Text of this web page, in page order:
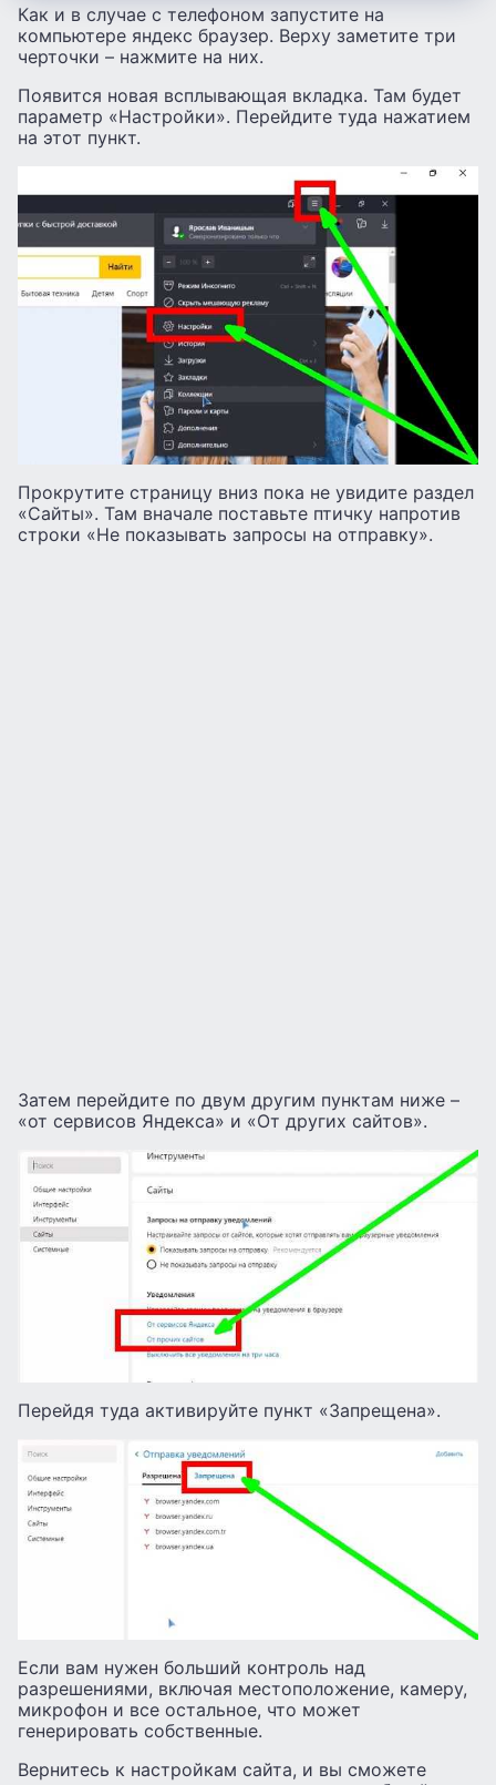
Как и в случае с телефоном запустите на
компьютере яндекс браузер. Верху заметите три
черточки – нажмите на них.
Появится новая всплывающая вкладка. Там будет
параметр «Настройки». Перейдите туда нажатием
на этот пункт.
Прокрутите страницу вниз пока не увидите раздел
«Сайты». Там вначале поставьте птичку напротив
строки «Не показывать запросы на отправку».
Затем перейдите по двум другим пунктам ниже –
«от сервисов Яндекса» и «От других сайтов».
Перейдя туда активируйте пункт «Запрещена».
Если вам нужен больший контроль над
разрешениями, включая местоположение, камеру,
микрофон и все остальное, что может
генерировать собственные.
Вернитесь к настройкам сайта, и вы сможете